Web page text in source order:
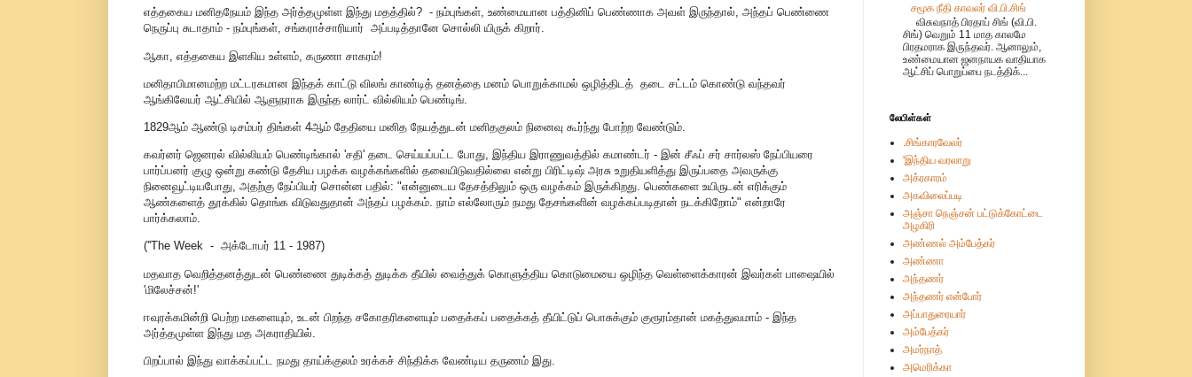
எத்தகைய மனிதநேயம் இந்த அர்த்தமுள்ள இந்து மதத்தில்? - நம்புங்கள், உண்மையான பத்தினிப் பெண்ணாக அவள் இருந்தால், அந்தப் பெண்ணை
நெருப்பு சுடாதாம் - நம்புங்கள், சங்கராச்சாரியார் அப்படித்தானே சொல்லி யிருக் கிறார்.
ஆகா, எத்தகைய இளகிய உள்ளம், கருணா சாகரம்!
மனிதாபிமானமற்ற மட்டரகமான இந்தக் காட்டு விலங் காண்டித் தனத்தை மனம் பொறுக்காமல் ஒழித்திடத் தடை சட்டம் கொண்டு வந்தவர்
ஆங்கிலேயர் ஆட்சியில் ஆளுநராக இருந்த லார்ட் வில்லியம் பெண்டிங்.
1829ஆம் ஆண்டு டிசம்பர் திங்கள் 4ஆம் தேதியை மனித நேயத்துடன் மனிதகுலம் நினைவு கூர்ந்து போற்ற வேண்டும்.
கவர்னர் ஜெனரல் வில்லியம் பெண்டிங்கால் 'சதி' தடை செய்யப்பட்ட போது, இந்திய இராணுவத்தில் கமாண்டர் - இன் சீஃப் சர் சார்லஸ் நேப்பியரை
பார்ப்பனர் குழு ஒன்று கண்டு தேசிய பழக்க வழக்கங்களில் தலையிடுவதில்லை என்று பிரிட்டிஷ் அரசு உறுதியளித்து இருப்பதை அவருக்கு
நினைவூட்டியபோது, அதற்கு நேப்பியர் சொன்ன பதில்: "என்னுடைய தேசத்திலும் ஒரு வழக்கம் இருக்கிறது. பெண்களை உயிருடன் எரிக்கும்
ஆண்களைத் தூக்கில் தொங்க விடுவதுதான் அந்தப் பழக்கம். நாம் எல்லோரும் நமது தேசங்களின் வழக்கப்படிதான் நடக்கிறோம்" என்றாரே
பார்க்கலாம்.
(''The Week - அக்டோபர் 11 - 1987)
மதவாத வெறித்தனத்துடன் பெண்ணை துடிக்கத் துடிக்க தீயில் வைத்துக் கொளுத்திய கொடுமையை ஒழிந்த வெள்ளைக்காரன் இவர்கள் பாஷையில்
'மிலேச்சன்!'
ஈவுரக்கமின்றி பெற்ற மகளையும், உடன் பிறந்த சகோதரிகளையும் பதைக்கப் பதைக்கத் தீயிட்டுப் பொசுக்கும் குரூரம்தான் மகத்துவமாம் - இந்த
அர்த்தமுள்ள இந்து மத அகராதியில்.
பிறப்பால் இந்து வாக்கப்பட்ட நமது தாய்க்குலம் உரக்கச் சிந்திக்க வேண்டிய தருணம் இது.
சமூக நீதி காவலர் வி.பி.சிங்
விசுவநாத் பிரதாப் சிங் (வி.பி.
சிங்) வெறும் 11 மாத காலமே
பிரதமராக இருந்தவர். ஆனாலும்,
உண்மையான ஜனநாயக வாதியாக
ஆட்சிப் பொறுப்பை நடத்திக்...
லேபிள்கள்
.சிங்காரவேலர்
'இந்திய வரலாறு
அக்ரகாரம்
அகவிலைப்படி
அஞ்சா நெஞ்சன் பட்டுக்கோட்டை
அழகிரி
அண்ணல் அம்பேத்கர்
அண்ணா
அந்தணர்
அந்தணர் என்போர்
அப்பாதுரையார்
அம்பேத்கர்
அமர்நாத்
அமெரிக்கா